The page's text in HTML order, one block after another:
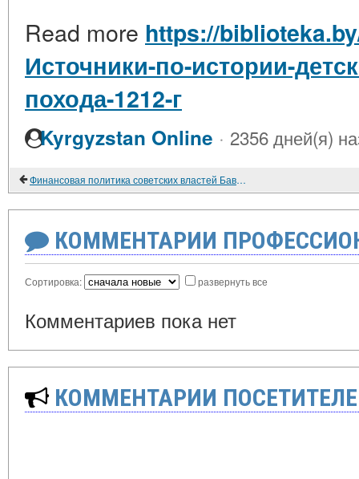
Read more https://
Источники-по-истории-
похода-1212-г
Kyrgyzstan Online · 2356 дней(я)
Финансовая политика советских властей Баварии в 1919 г.
КОММЕНТАРИИ
Сортировка: развернуть все
Комментариев пока нет
КОММЕНТАРИИ